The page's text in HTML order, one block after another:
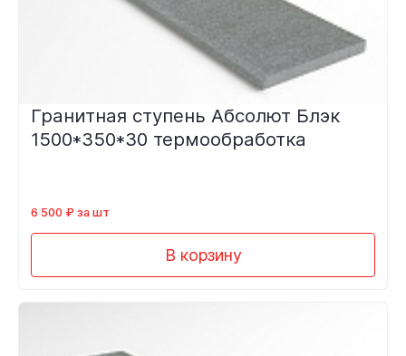
Гранитная ступень Абсолют Блэк
1500*350*30 термообработка
6 500 ₽ за шт
В корзину